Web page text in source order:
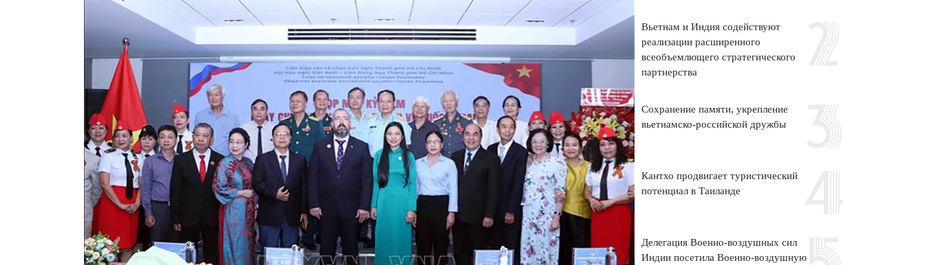
Вьетнам и Индия содействуют
реализации расширенного
всеобъемлющего стратегического
партнерства
Сохранение памяти, укрепление
вьетнамско-российской дружбы
Кантхо продвигает туристический
потенциал в Таиланде
Делегация Военно-воздушных сил
Индии посетила Военно-воздушную